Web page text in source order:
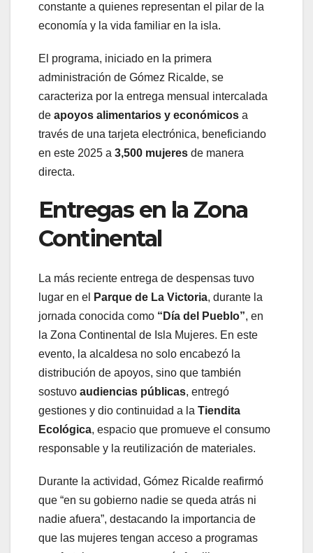
constante a quienes representan el pilar de la
economía y la vida familiar en la isla.
El programa, iniciado en la primera
administración de Gómez Ricalde, se
caracteriza por la entrega mensual intercalada
de apoyos alimentarios y económicos a
través de una tarjeta electrónica, beneficiando
en este 2025 a 3,500 mujeres de manera
directa.
Entregas en la Zona
Continental
La más reciente entrega de despensas tuvo
lugar en el
Parque de La Victoria, durante la
jornada conocida como “Día del Pueblo”, en
la Zona Continental de Isla Mujeres. En este
evento, la alcaldesa no solo encabezó la
distribución de apoyos, sino que también
sostuvo audiencias públicas, entregó
gestiones y dio continuidad a la Tiendita
Ecológica, espacio que promueve el consumo
responsable y la reutilización de materiales.
Durante la actividad, Gómez Ricalde reafirmó
que “en su gobierno nadie se queda atrás ni
nadie afuera”, destacando la importancia de
que las mujeres tengan acceso a programas